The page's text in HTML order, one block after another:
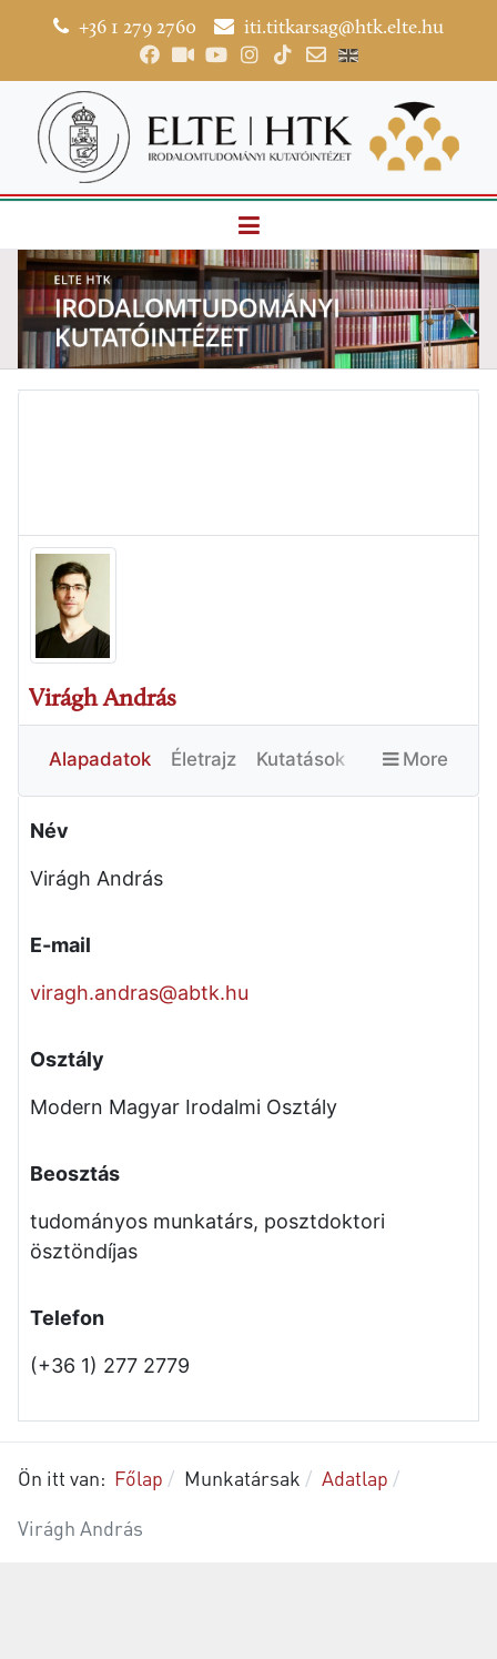
+36 1 279 2760 iti.titkarsag@htk.elte.hu
Virágh András
Alapadatok Életrajz Kutatások More
Név
Virágh András
E-mail
viragh.andras@abtk.hu
Osztály
Modern Magyar Irodalmi Osztály
Beosztás
tudományos munkatárs, posztdoktori
ösztöndíjas
Telefon
(+36 1) 277 2779
Ön itt van: Főlap Munkatársak
Adatlap
Virágh András